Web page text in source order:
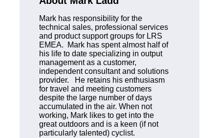
Mark has responsibility for the
technical sales, professional services
and product support groups for LRS
EMEA. Mark has spent almost half of
his life to date specializing in output
management as a customer,
independent consultant and solutions
provider. He retains his enthusiasm
for travel and meeting customers
despite the large number of days
accumulated in the air. When not
working, Mark likes to get into the
great outdoors and is a keen (if not
particularly talented) cyclist.